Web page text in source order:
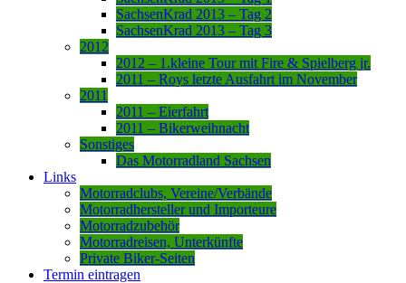
SachsenKrad 2013 – Tag 2
SachsenKrad 2013 – Tag 3
2012
2012 – 1.kleine Tour mit Fire & Spielberg jr.
2011 – Roys letzte Ausfahrt im November
2011
2011 – Eierfahrt
2011 – Bikerweihnacht
Sonstiges
Das Motorradland Sachsen
Links
Motorradclubs, Vereine/Verbände
Motorradhersteller und Importeure
Motorradzubehör
Motorradreisen, Unterkünfte
Private Biker-Seiten
Termin eintragen